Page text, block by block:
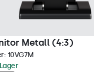
Metall (4:3)
10VG7M